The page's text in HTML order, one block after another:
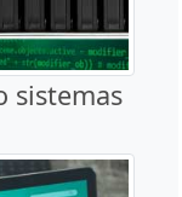
sistemas